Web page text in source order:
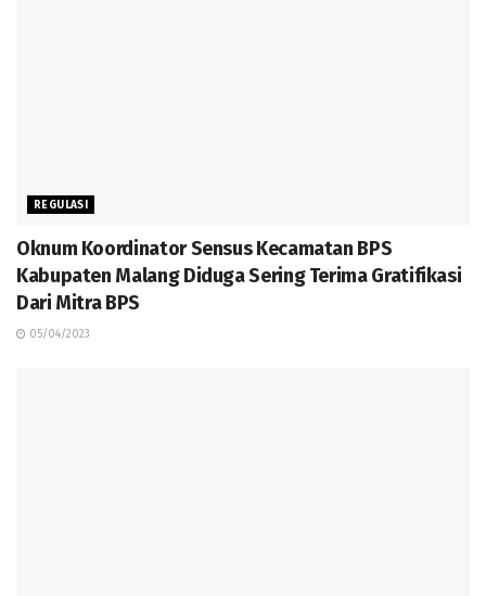
REGULASI
Oknum Koordinator Sensus Kecamatan BPS
Kabupaten Malang Diduga Sering Terima Gratifikasi
Dari Mitra BPS
05/04/2023